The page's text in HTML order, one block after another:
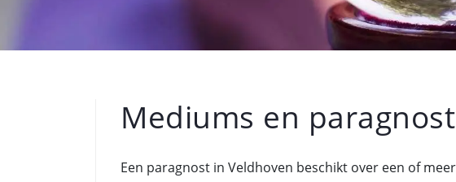
Mediums en
Een paragnost in Veldhoven beschikt over een of